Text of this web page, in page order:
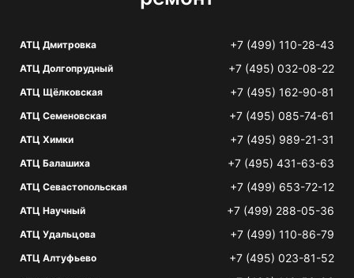
АТЦ Дмитровка +7 (499) 110-28-43
АТЦ Долгопрудный +7 (495) 032-08-22
АТЦ Щёлковская +7 (495) 162-90-81
АТЦ Семеновская +7 (495) 085-74-61
АТЦ Химки +7 (495) 989-21-31
АТЦ Балашиха +7 (495) 431-63-63
АТЦ Севастопольская +7 (499) 653-72-12
АТЦ Научный +7 (499) 288-05-36
АТЦ Удальцова +7 (499) 110-86-79
АТЦ Алтуфьево +7 (495) 023-81-52